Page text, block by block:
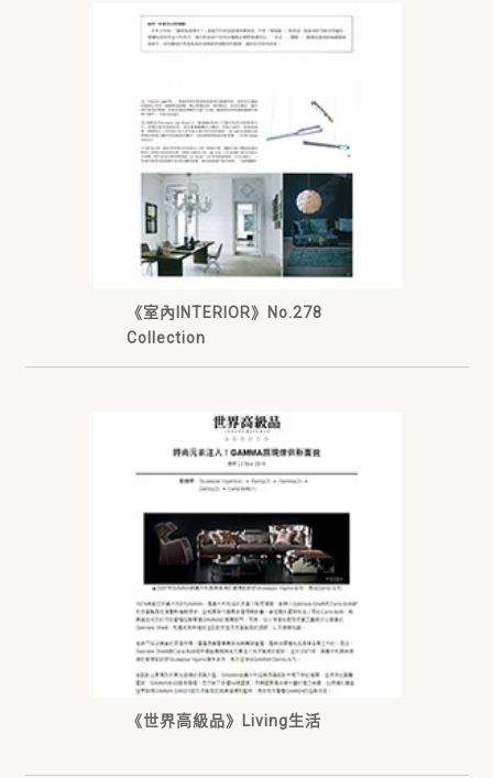
《室內INTERIOR》No.278
Collection
《世界高級品》Living生活